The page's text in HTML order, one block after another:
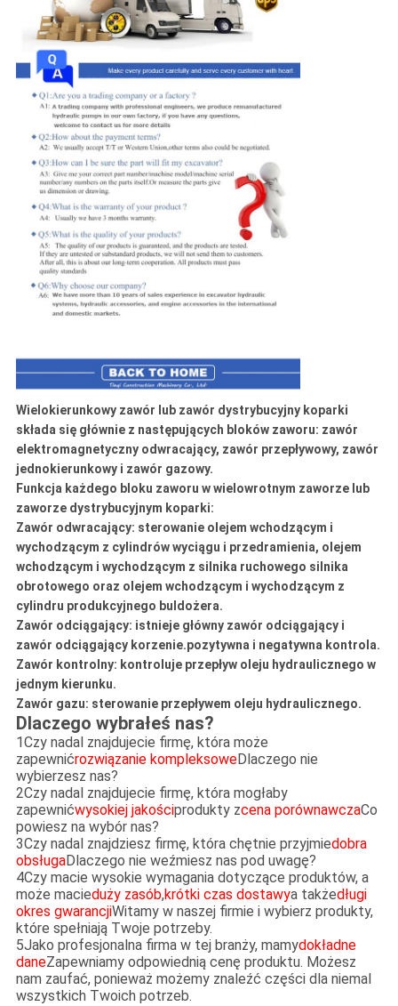
Wielokierunkowy zawór lub zawór dystrybucyjny koparki
składa się głównie z następujących bloków zaworu: zawór
elektromagnetyczny odwracający, zawór przepływowy, zawór
jednokierunkowy i zawór gazowy.
Funkcja każdego bloku zaworu w wielowrotnym zaworze lub
zaworze dystrybucyjnym koparki:
Zawór odwracający: sterowanie olejem wchodzącym i
wychodzącym z cylindrów wyciągu i przedramienia, olejem
wchodzącym i wychodzącym z silnika ruchowego silnika
obrotowego oraz olejem wchodzącym i wychodzącym z
cylindru produkcyjnego buldożera.
Zawór odciągający: istnieje główny zawór odciągający i
zawór odciągający korzenie.pozytywna i negatywna kontrola.
Zawór kontrolny: kontroluje przepływ oleju hydraulicznego w
jednym kierunku.
Zawór gazu: sterowanie przepływem oleju hydraulicznego.
Dlaczego wybrałeś nas?
1Czy nadal znajdujecie firmę, która może
zapewnićrozwiązanie kompleksoweDlaczego nie
wybierzesz nas?
2Czy nadal znajdujecie firmę, która mogłaby
zapewnićwysokiej jakościprodukty zcena porównawczaCo
powiesz na wybór nas?
3Czy nadal znajdziesz firmę, która chętnie przyjmiedobra
obsługaDlaczego nie weźmiesz nas pod uwagę?
4Czy macie wysokie wymagania dotyczące produktów, a
może macieduży zasób,krótki czas dostawya takżedługi
okres gwarancjiWitamy w naszej firmie i wybierz produkty,
które spełniają Twoje potrzeby.
5Jako profesjonalna firma w tej branży, mamydokładne
daneZapewniamy odpowiednią cenę produktu. Możesz
nam zaufać, ponieważ możemy znaleźć części dla niemal
wszystkich Twoich potrzeb.